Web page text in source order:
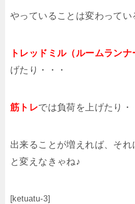
やっていることは変わってい
トレッドミル（ルームランナ
げたり・・・
筋トレでは負荷を上げたり・
出来ることが増えれば、それ
と変えなきゃね♪
[ketuatu-3]